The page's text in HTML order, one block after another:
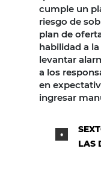
cumple un
riesgo de
plan de
habilidad a
levantar
a los
en
ingresar
LAS